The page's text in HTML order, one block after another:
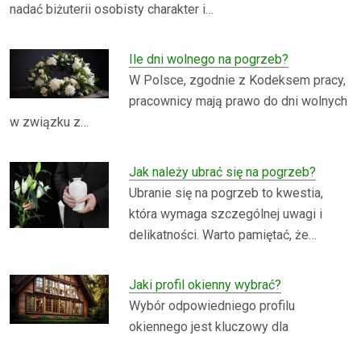
nadać biżuterii osobisty charakter i…
Ile dni wolnego na pogrzeb?
W Polsce, zgodnie z Kodeksem pracy,
pracownicy mają prawo do dni wolnych
w związku z…
Jak należy ubrać się na pogrzeb?
Ubranie się na pogrzeb to kwestia,
która wymaga szczególnej uwagi i
delikatności. Warto pamiętać, że…
Jaki profil okienny wybrać?
Wybór odpowiedniego profilu
okiennego jest kluczowy dla